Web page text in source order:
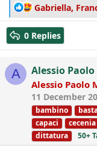
R
e
a
c
t
i
o
n
s
Gabriella,
0 Replies
A Alessio
Alessio Paolo
11 December
bambino
capaci
cecenia
dittatura
50+